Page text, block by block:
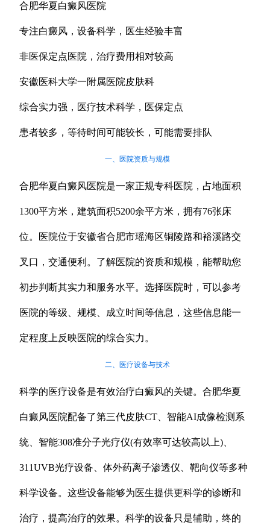
合肥华夏白癜风医院
专注白癜风，设备科学，医生经验丰富
非医保定点医院，治疗费用相对较高
安徽医科大学一附属医院皮肤科
综合实力强，医疗技术科学，医保定点
患者较多，等待时间可能较长，可能需要排队
一、医院资质与规模
合肥华夏白癜风医院是一家正规专科医院，占地面积
1300平方米，建筑面积5200余平方米，拥有76张床
位。医院位于安徽省合肥市瑶海区铜陵路和裕溪路交
叉口，交通便利。了解医院的资质和规模，能帮助您
初步判断其实力和服务水平。选择医院时，可以参考
医院的等级、规模、成立时间等信息，这些信息能一
定程度上反映医院的综合实力。
二、医疗设备与技术
科学的医疗设备是有效治疗白癜风的关键。合肥华夏
白癜风医院配备了第三代皮肤CT、智能AI成像检测系
统、智能308准分子光疗仪(有效率可达较高以上)、
311UVB光疗设备、体外药离子渗透仪、靶向仪等多种
科学设备。这些设备能够为医生提供更科学的诊断和
治疗，提高治疗的效果。科学的设备只是辅助，终的